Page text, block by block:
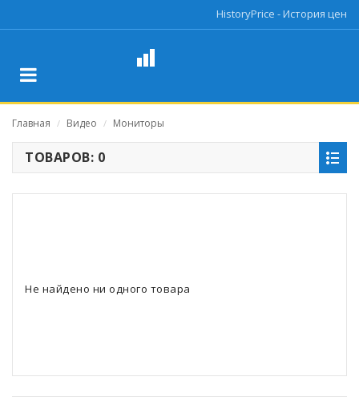
HistoryPrice - История цен
Главная / Видео / Мониторы
ТОВАРОВ: 0
Не найдено ни одного товара